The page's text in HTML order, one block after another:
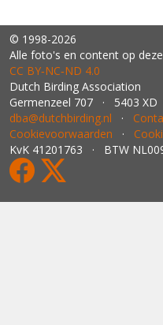
© 1998-2026
Alle foto's en content op
CC BY‑NC‑ND 4.0
Dutch Birding Association
Germenzeel 707 · 5403 XD
dba@dutchbirding.nl ·
Cookievoorwaarden ·
KvK 41201763 · BTW